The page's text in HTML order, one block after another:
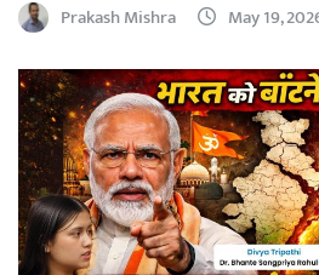
Prakash Mishra May 19,